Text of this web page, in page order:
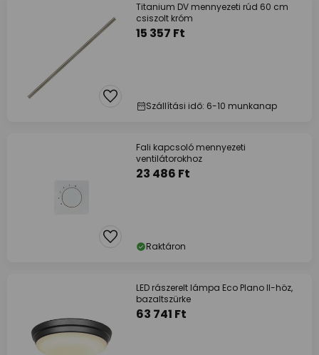
Titanium DV mennyezeti rúd 60 cm
csiszolt króm
15 357 Ft
Szállítási idő: 6-10 munkanap
Fali kapcsoló mennyezeti
ventilátorokhoz
23 486 Ft
Raktáron
LED rászerelt lámpa Eco Plano II-höz,
bazaltszürke
63 741 Ft